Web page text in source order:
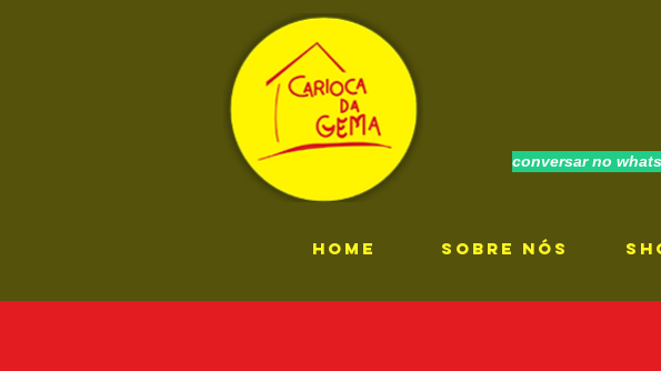
conversar no
HOME SOBRE NÓS